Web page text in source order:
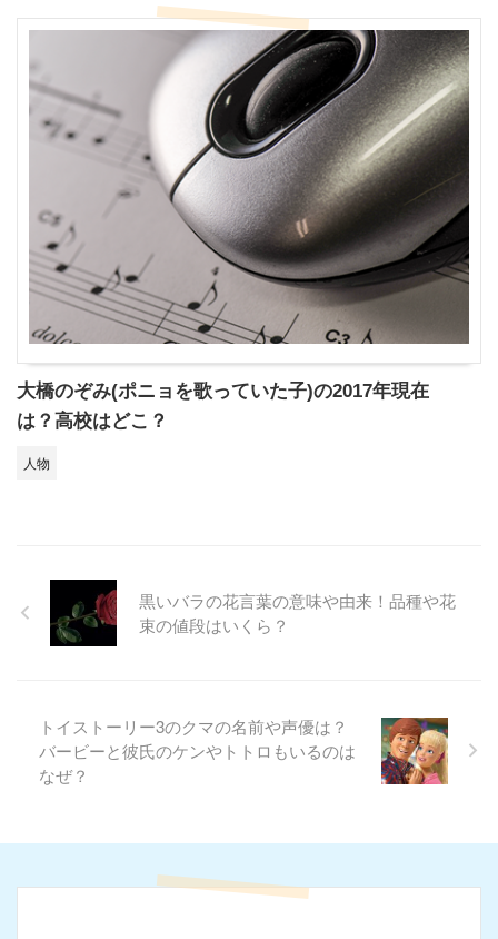
大橋のぞみ(ポニョを歌っていた子)の2017年現在
は？高校はどこ？
人物
黒いバラの花言葉の意味や由来！品種や花
束の値段はいくら？
トイストーリー3のクマの名前や声優は？
バービーと彼氏のケンやトトロもいるのは
なぜ？